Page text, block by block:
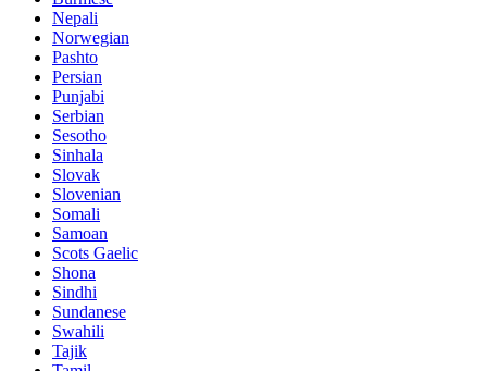
Nepali
Norwegian
Pashto
Persian
Punjabi
Serbian
Sesotho
Sinhala
Slovak
Slovenian
Somali
Samoan
Scots Gaelic
Shona
Sindhi
Sundanese
Swahili
Tajik